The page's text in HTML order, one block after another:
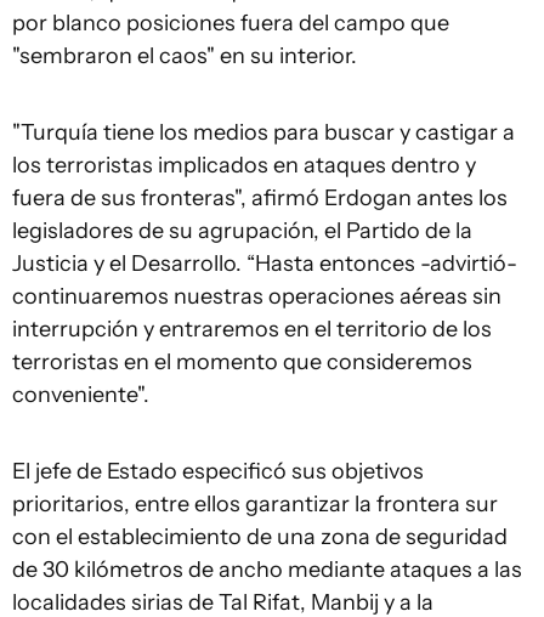
por blanco posiciones fuera del campo que
"sembraron el caos" en su interior.
"Turquía tiene los medios para buscar y castigar a
los terroristas implicados en ataques dentro y
fuera de sus fronteras", afirmó Erdogan antes los
legisladores de su agrupación, el Partido de la
Justicia y el Desarrollo. “Hasta entonces -advirtió-
continuaremos nuestras operaciones aéreas sin
interrupción y entraremos en el territorio de los
terroristas en el momento que consideremos
conveniente".
El jefe de Estado especificó sus objetivos
prioritarios, entre ellos garantizar la frontera sur
con el establecimiento de una zona de seguridad
de 30 kilómetros de ancho mediante ataques a las
localidades sirias de Tal Rifat, Manbij y a la